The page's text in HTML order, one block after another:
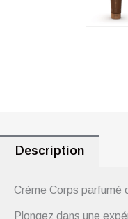
Description
Crème Corps parfumé
Plongez dans une